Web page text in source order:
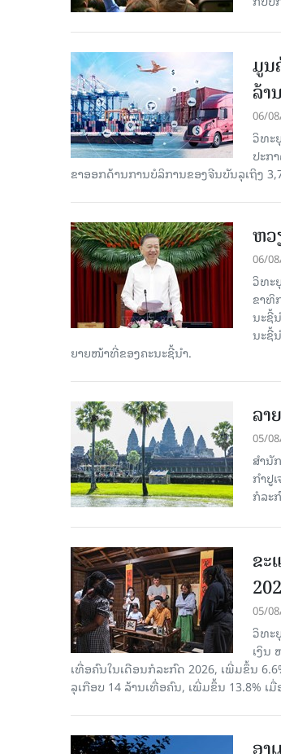
ມູນ
ລ້າ
06/
ວິທະ
ປະກ
ຂາອອກດ້ານການບໍລິການຂອງຈີນບັນລຸເຖິງ
ຫວ
06/
ວິທະ
ຂາ​ທິ​
ນະ​ຊີ້​
ນະ​ຊີ້​
ຍາຍ​ໜ້າ​ທີ່​ຂອງ​ຄະ​ນະ​ຊີ້​ນຳ.
ລາ
05/
ສຳນັ
ກຳປູ
ກໍລະ
ຂະ​
05/
ວິທະ
ເງິນ
ເທື່ອ​ຄົນ​ໃນ​ເດືອນ​ກໍ​ລະ​ກົດ 2026, ເພີ່ມ​ຂຶ້ນ
ລຸ​ເກືອບ 14 ລ້ານ​ເທື່ອ​ຄົນ, ເພີ່ມ​ຂຶ້ນ 13.8% ເ